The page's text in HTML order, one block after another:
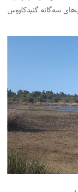
سه‌گانه گنبدکاووس